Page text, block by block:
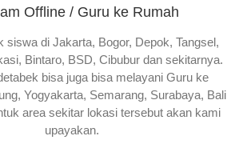
Offline / Guru ke Rumah
siswa di Jakarta, Bogor, Depok, Tangsel,
Bintaro, BSD, Cibubur dan sekitarnya.
bisa juga bisa melayani Guru ke
Yogyakarta, Semarang, Surabaya, Bali
area sekitar lokasi tersebut akan kami
upayakan.